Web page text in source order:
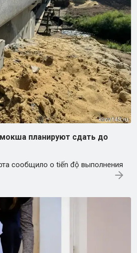
планируют сдать до
сообщило о tiến độ выполнения